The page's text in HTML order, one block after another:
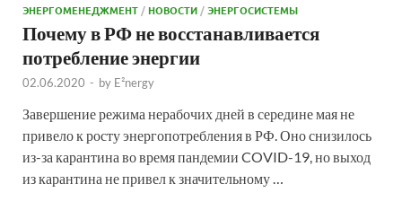
ЭНЕРГОМЕНЕДЖМЕНТ/НОВОСТИ/ЭНЕРГОСИСТЕМЫ
Почему в РФ не восстанавливается
потребление энергии
02.06.2020 - by E²nergy
Завершение режима нерабочих дней в середине мая не
привело к росту энергопотребления в РФ. Оно снизилось
из-за карантина во время пандемии COVID-19, но выход
из карантина не привел к значительному …